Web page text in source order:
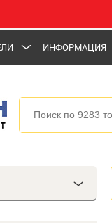
ИНФОРМАЦИЯ